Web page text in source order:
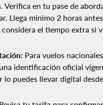
Verifica en tu pase de
Llega mínimo 2 horas
el tiempo extra si
Para vuelos
identificación oficial
lo puedes llevar digital